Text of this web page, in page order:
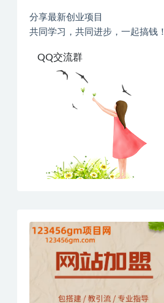
分享最新创业项目
共同学习，共同进步，一起搞钱！
QQ交流群